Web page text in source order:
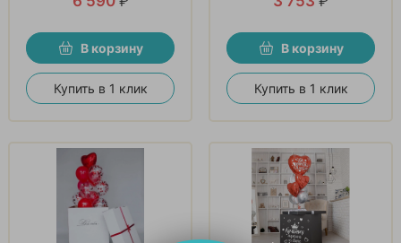
В корзину
Купить в 1 клик
В корзину
Купить в 1 клик